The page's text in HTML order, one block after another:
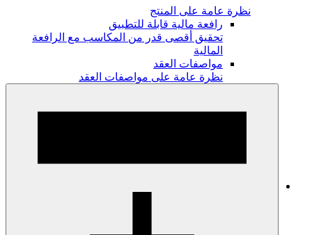
نظرة عامة على المنتج
رافعة مالية قابلة للتطبيق
تحقيق أقصى قدر من المكاسب مع الرافعة
مواصفات العقد
نظرة عامة على مواصفات العقد